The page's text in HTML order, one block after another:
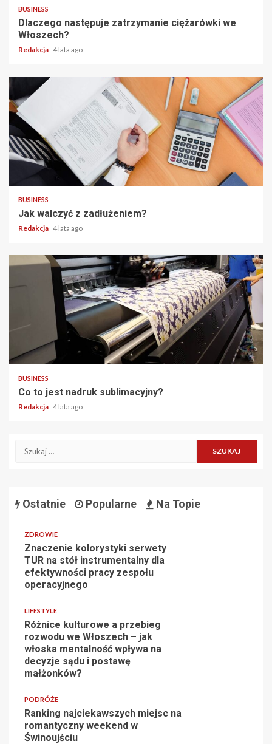
BUSINESS
Dlaczego następuje zatrzymanie ciężarówki we
Włoszech?
Redakcja 4 lata ago
2 min read
BUSINESS
Jak walczyć z zadłużeniem?
Redakcja 4 lata ago
2 min read
BUSINESS
Co to jest nadruk sublimacyjny?
Redakcja 4 lata ago
Szukaj:
Ostatnie Popularne Na Topie
ZDROWIE
Znaczenie kolorystyki serwety
TUR na stół instrumentalny dla
efektywności pracy zespołu
operacyjnego
LIFESTYLE
Różnice kulturowe a przebieg
rozwodu we Włoszech – jak
włoska mentalność wpływa na
decyzje sądu i postawę
małżonków?
PODRÓŻE
Ranking najciekawszych miejsc na
romantyczny weekend w
Świnoujściu